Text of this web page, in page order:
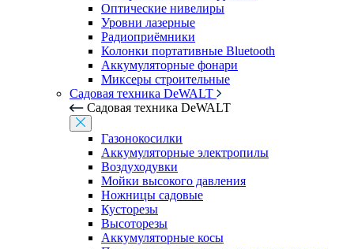
Оптические нивелиры
Уровни лазерные
Радиоприёмники
Колонки портативные Bluetooth
Аккумуляторные фонари
Миксеры строительные
Садовая техника DeWALT
Садовая техника DeWALT
Газонокосилки
Аккумуляторные электропилы
Воздуходувки
Мойки высокого давления
Ножницы садовые
Кусторезы
Высоторезы
Аккумуляторные косы